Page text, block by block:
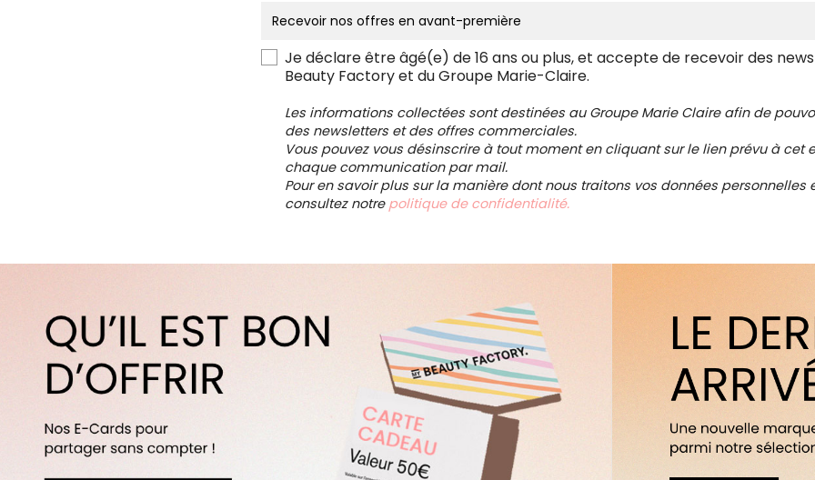
Je déclare être âgé(e) de 16 ans ou plus, et accepte de recevoir des
Beauty Factory et du Groupe Marie-Claire.
Les informations collectées sont destinées au Groupe Marie Claire afin de
des newsletters et des offres commerciales.
Vous pouvez vous désinscrire à tout moment en cliquant sur le lien prévu à cet
chaque communication par mail.
Pour en savoir plus sur la manière dont nous traitons vos données personnelles
consultez notre politique de confidentialité.